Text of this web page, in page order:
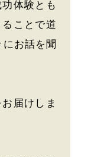
体験とも
ることで道
お話を聞
届けしま